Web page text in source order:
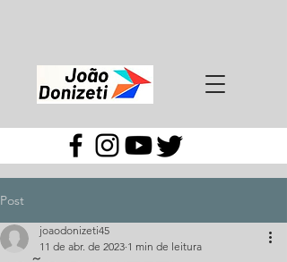
Post
joaodonizeti45
11 de abr. de 2023 1 min de leitura